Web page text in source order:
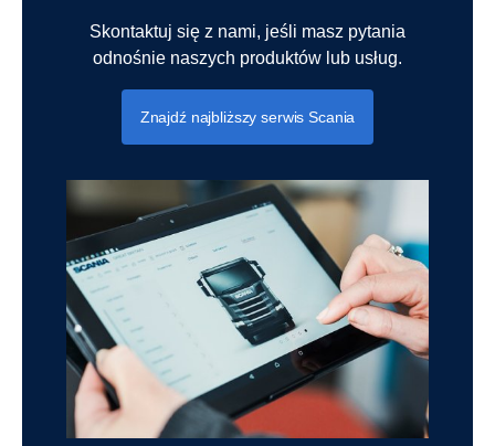
Skontaktuj się z nami, jeśli masz pytania
odnośnie naszych produktów lub usług.
Znajdź najbliższy serwis Scania